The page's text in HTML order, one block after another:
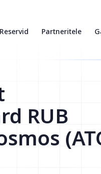
Reservid Partneritele
RUB